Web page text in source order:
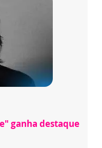
ganha destaque